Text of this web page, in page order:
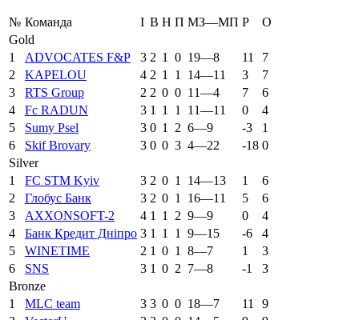
№ Команда І В Н П МЗ—МП Р
О
Gold
1
ADVOCATES F&P 3 2 1 0 19—8 11
7
2
KAPELOU 4 2 1 1 14—11 3
7
3
RTS Group 2 2 0 0 11—4 7
6
4
Fc RADUN 3 1 1 1 11—11 0
4
5
Sumy Psel 3 0 1 2 6—9 -3
1
6
Skif Brovary 3 0 0 3 4—22 -18 0
Silver
1
FC STM Kyiv 3 2 0 1 14—13 1
6
2
Глобус Банк 3 2 0 1 16—11 5
6
3
AXXONSOFT-2 4 1 1 2 9—9 0
4
4
Банк Кредит Дніпро 3 1 1 1 9—15 -6
4
5
WINETIME 2 1 0 1 8—7 1
3
6
SNS 3 1 0 2 7—8 -1
3
Bronze
1
MLC team 3 3 0 0 18—7 11
9